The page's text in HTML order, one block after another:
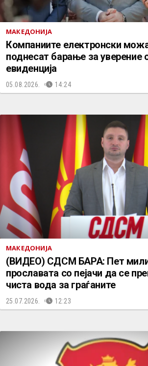
МАКЕДОНИЈА
Компаниите електронски
поднесат барање за уверение
евиденција
05.08.2026. 14:24
МАКЕДОНИЈА
(ВИДЕО) СДСМ БАРА: Пет
прославата со пејачи да се
чиста вода за граѓаните
25.07.2026. 12:23